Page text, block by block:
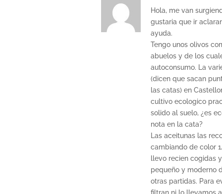
Hola, me van
gustaria que ir
ayuda.
Tengo unos olivos
abuelos y de los
autoconsumo. La
(dicen que sacan
las catas) en
cultivo ecologico
solido al suelo, ¿es
nota en la cata?
Las aceitunas las
cambiando de color
llevo recien cogidas
pequeño y moderno
otras partidas. Para